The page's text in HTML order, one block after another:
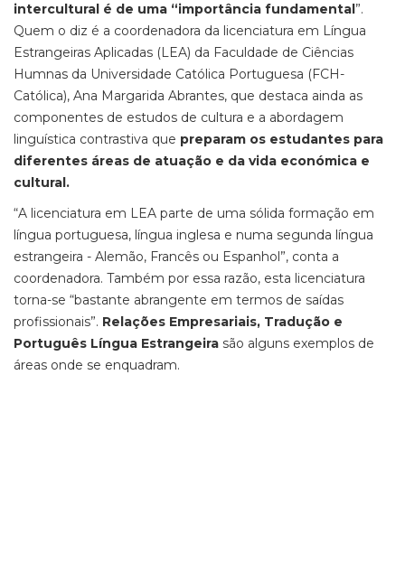
intercultural é de uma “importância fundamental”.
Quem o diz é a coordenadora da licenciatura em Língua
Estrangeiras Aplicadas (LEA) da Faculdade de Ciências
Humnas da Universidade Católica Portuguesa (FCH-
Católica), Ana Margarida Abrantes, que destaca ainda as
componentes de estudos de cultura e a abordagem
linguística contrastiva que preparam os estudantes para
diferentes áreas de atuação e da vida económica e
cultural.
“A licenciatura em LEA parte de uma sólida formação em
língua portuguesa, língua inglesa e numa segunda língua
estrangeira - Alemão, Francês ou Espanhol”, conta a
coordenadora. Também por essa razão, esta licenciatura
torna-se “bastante abrangente em termos de saídas
profissionais”. Relações Empresariais, Tradução e
Português Língua Estrangeira são alguns exemplos de
áreas onde se enquadram.